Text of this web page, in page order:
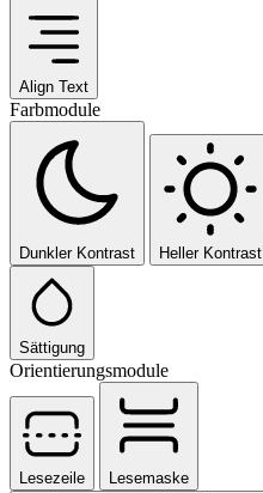
Align Text
Farbmodule
Dunkler Kontrast Heller Kontrast
Sättigung
Orientierungsmodule
Lesezeile
Lesemaske